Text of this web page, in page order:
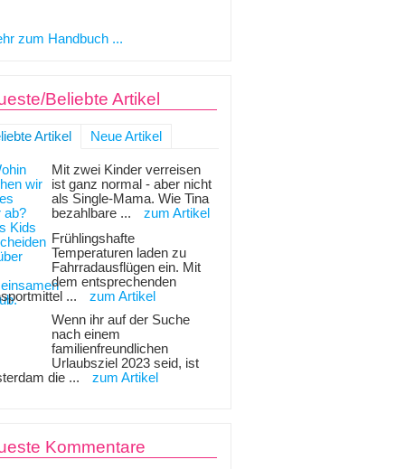
zum Handbuch ...
Beliebte Artikel
Artikel Neue Artikel
Mit zwei Kinder verreisen
ist ganz normal - aber nicht
als Single-Mama. Wie Tina
bezahlbare ...
zum Artikel
Frühlingshafte
Temperaturen laden zu
Fahrradausflügen ein. Mit
dem entsprechenden
...
zum Artikel
Wenn ihr auf der Suche
nach einem
familienfreundlichen
Urlaubsziel 2023 seid, ist
die ...
zum Artikel
Kommentare